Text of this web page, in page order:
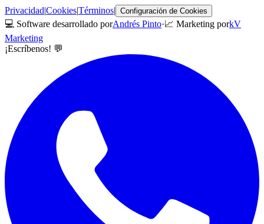
Privacidad|Cookies|Términos| Configuración de Cookies
💻 Software desarrollado porAndrés Pinto·📈 Marketing porkV
Marketing
¡Escríbenos! 💬